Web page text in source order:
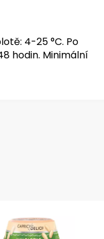
4-25 °C. Po
hodin. Minimální